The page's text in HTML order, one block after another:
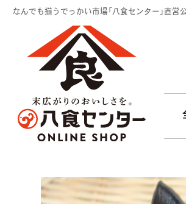
なんでも揃うでっかい市場「八食センター」直営